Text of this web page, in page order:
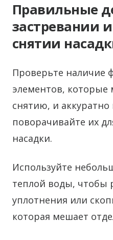
Правильные
застревании
снятии
Проверьте наличие
элементов, которые
снятию, и
поворачивайте их
насадки.
Используйте
теплой воды, чтобы
уплотнения или
которая мешает